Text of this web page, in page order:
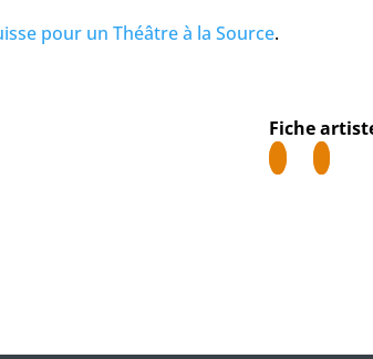
pour un Théâtre à la Source.
Fiche